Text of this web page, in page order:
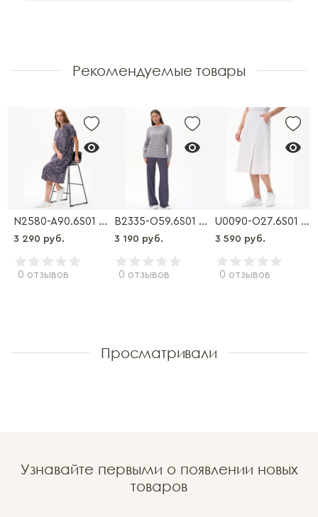
Рекомендуемые товары
N2580-A90.6S01 Платье
3 290 руб.
0 отзывов
B2335-O59.6S01 Брюки
3 190 руб.
0 отзывов
U0090-O27.6S01 Юбка
3 590 руб.
0 отзывов
Просматривали
Узнавайте первыми о появлении новых
товаров